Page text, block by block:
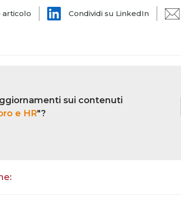
articolo Condividi su LinkedIn
sui contenuti
e HR"?